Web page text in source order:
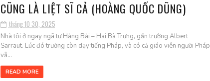
CŨNG LÀ LIỆT SĨ CẢ (HOÀNG QUỐC DŨNG)
tháng 10 30, 2025
Nhà tôi ở ngay ngã tư Hàng Bài – Hai Bà Trưng, gần trường Albert
Sarraut. Lúc đó trường còn dạy tiếng Pháp, và có cả giáo viên người Pháp
vẫ...
READ MORE